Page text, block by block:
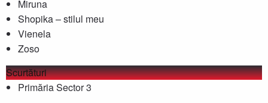
Miruna
Shopika – stilul meu
Vienela
Zoso
Scurtături
Primăria Sector 3